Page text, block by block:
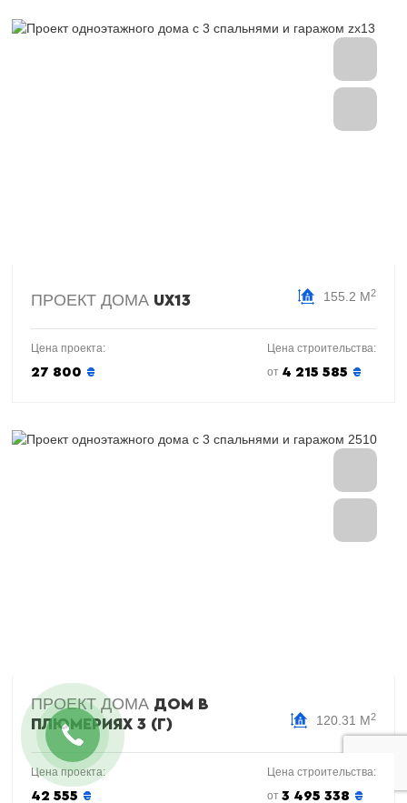
ПРОЕКТ ДОМА UX13 155.2 М2
Цена проекта:
27 800 ₴
Цена строительства:
от 4 215 585 ₴
ПРОЕКТ ДОМА ДОМ В
ПЛЮМЕРИЯХ 3 (Г)
120.31 М2
Цена проекта:
42 555 ₴
Цена строительства:
от 3 495 338 ₴